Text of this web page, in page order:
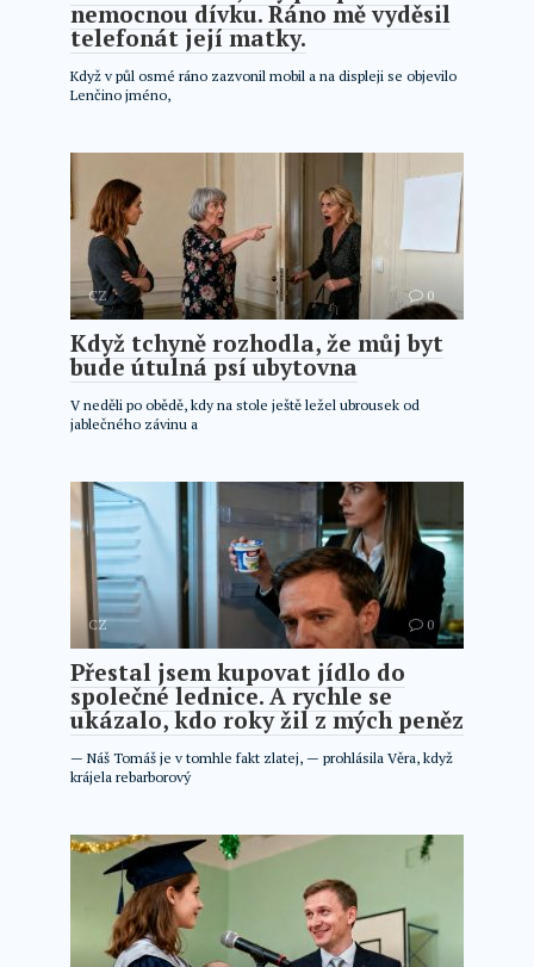
nemocnou dívku. Ráno mě vyděsil
telefonát její matky.
Když v půl osmé ráno zazvonil mobil a na displeji se objevilo
Lenčino jméno,
CZ 0
Když tchyně rozhodla, že můj byt
bude útulná psí ubytovna
V neděli po obědě, kdy na stole ještě ležel ubrousek od
jablečného závinu a
CZ 0
Přestal jsem kupovat jídlo do
společné lednice. A rychle se
ukázalo, kdo roky žil z mých peněz
— Náš Tomáš je v tomhle fakt zlatej, — prohlásila Věra, když
krájela rebarborový